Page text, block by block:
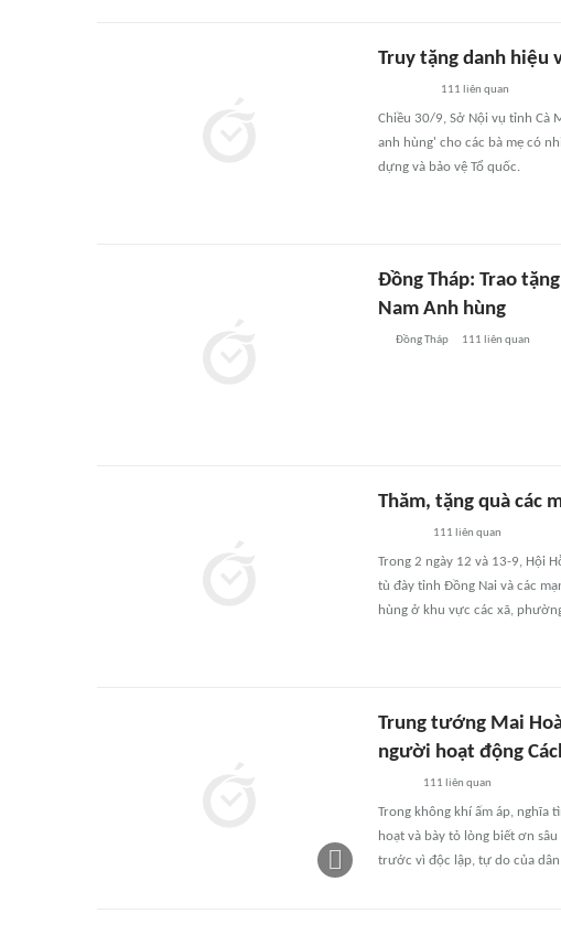
Truy tặng danh hiệu
111 liên quan
Chiều 30/9, Sở Nội vụ tỉnh Cà
anh hùng' cho các bà mẹ có
dựng và bảo vệ Tổ quốc.
Đồng Tháp: Trao
Nam Anh hùng
Đồng Tháp 111 liên quan
Thăm, tặng quà các
111 liên quan
Trong 2 ngày 12 và 13-9, Hội
tù đày tỉnh Đồng Nai và các
hùng ở khu vực các xã,
Trung tướng Mai
người hoạt động
111 liên quan
Trong không khí ấm áp, nghĩa
hoạt và bày tỏ lòng biết ơn
trước vì độc lập, tự do của